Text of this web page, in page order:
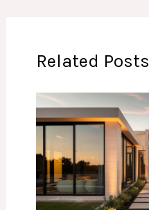
Related Posts